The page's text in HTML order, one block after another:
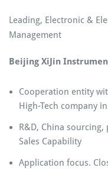
Leading, Electronic &
Management
Beijing XiJin
Cooperation entity
High-Tech company
R&D, China
Sales Capability
Application focus.